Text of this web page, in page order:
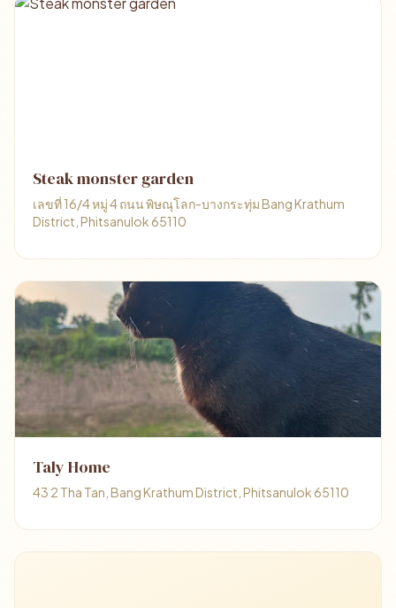
Steak monster garden
เลขที่ 16/4 หมู่ 4 ถนน พิษณุโลก-บางกระทุ่ม Bang Krathum
District, Phitsanulok 65110
Taly Home
43 2 Tha Tan, Bang Krathum District, Phitsanulok 65110